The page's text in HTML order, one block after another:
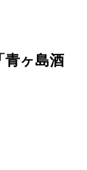
青ヶ島酒